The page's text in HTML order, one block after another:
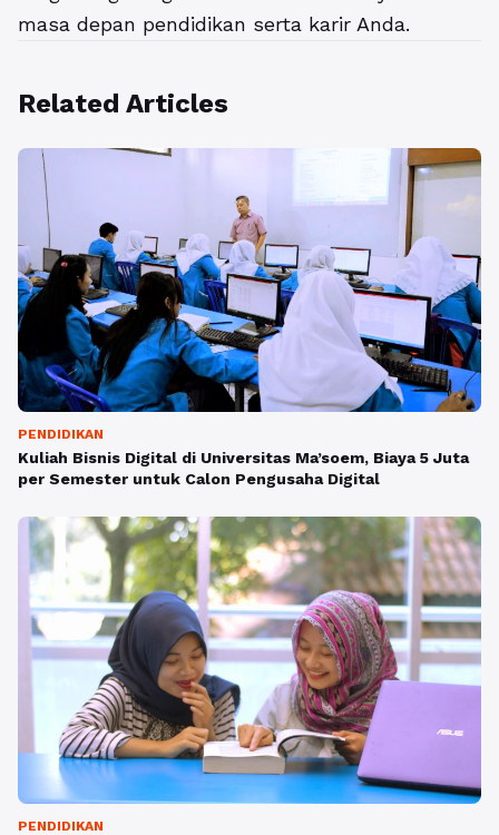
masa depan pendidikan serta karir Anda.
Related Articles
PENDIDIKAN
Kuliah Bisnis Digital di Universitas Ma’soem, Biaya 5 Juta
per Semester untuk Calon Pengusaha Digital
PENDIDIKAN